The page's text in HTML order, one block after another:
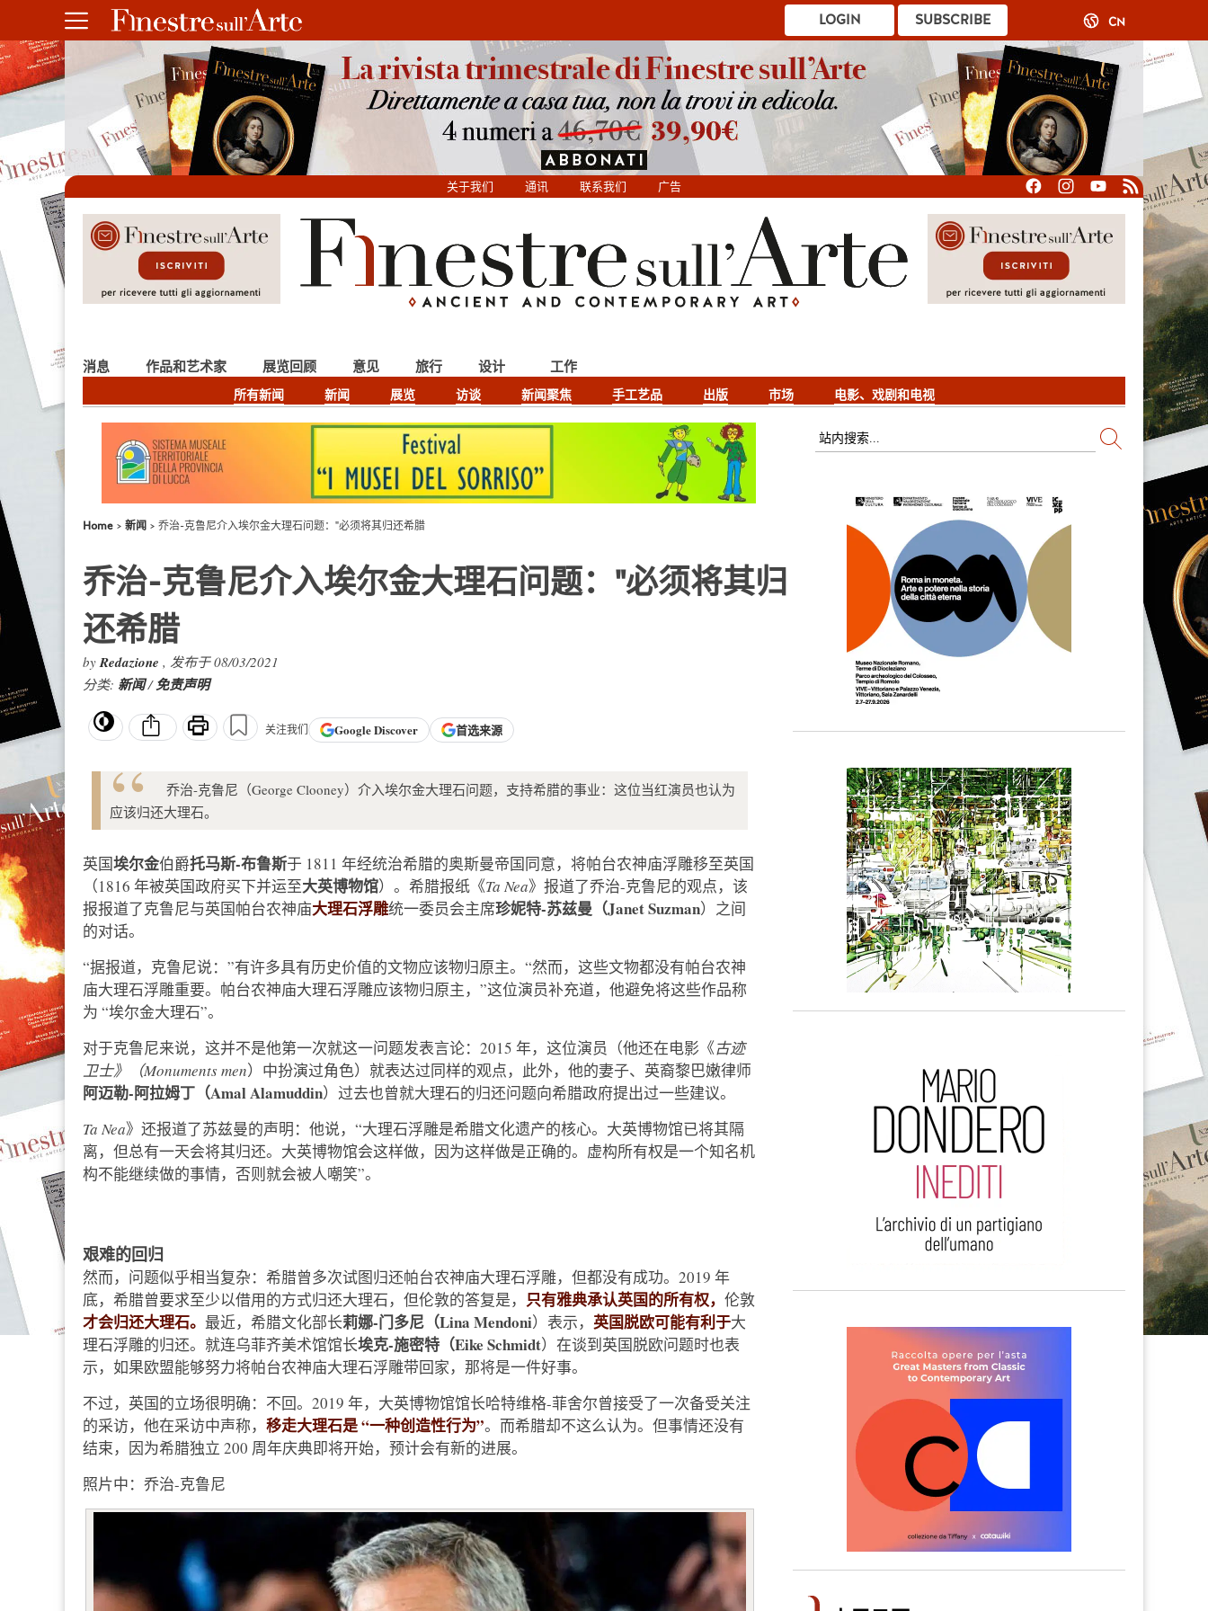
SUBSCRIBE
LOGIN CN
关于我们 通讯 联系我们 广告
消息
所有新闻 新闻 展览 访谈 新闻聚焦 手工艺品 出版 市场 电影、戏剧和电视
作品和艺术家 展览回顾 意见 旅行 设计 工作
Home 新闻 乔治-克鲁尼介入埃尔金大理石问题："必须将其归还希腊
乔治-克鲁尼介入埃尔金大理石问题："必须将其归
还希腊
byRedazione , 发布于 08/03/2021
分类: 新闻/免责声明
关注我们 GoogleDiscover 首选来源
乔治-克鲁尼（George Clooney）介入埃尔金大理石问题，支持希腊的事业：这位当红演员也认为
应该归还大理石。
英国埃尔金伯爵托马斯-布鲁斯于 1811 年经统治希腊的奥斯曼帝国同意，将帕台农神庙浮雕移至英国
（1816 年被英国政府买下并运至大英博物馆）。希腊报纸《Ta Nea》报道了乔治-克鲁尼的观点，该
报报道了克鲁尼与英国帕台农神庙大理石浮雕统一委员会主席珍妮特-苏兹曼（Janet Suzman）之间
的对话。
“据报道，克鲁尼说：”有许多具有历史价值的文物应该物归原主。“然而，这些文物都没有帕台农神
庙大理石浮雕重要。帕台农神庙大理石浮雕应该物归原主，”这位演员补充道，他避免将这些作品称
为 “埃尔金大理石”。
对于克鲁尼来说，这并不是他第一次就这一问题发表言论：2015 年，这位演员（他还在电影《古迹
卫士》（Monuments men）中扮演过角色）就表达过同样的观点，此外，他的妻子、英裔黎巴嫩律师
阿迈勒-阿拉姆丁（Amal Alamuddin）过去也曾就大理石的归还问题向希腊政府提出过一些建议。
Ta Nea》还报道了苏兹曼的声明：他说，“大理石浮雕是希腊文化遗产的核心。大英博物馆已将其隔
离，但总有一天会将其归还。大英博物馆会这样做，因为这样做是正确的。虚构所有权是一个知名机
构不能继续做的事情，否则就会被人嘲笑”。
艰难的回归
然而，问题似乎相当复杂：希腊曾多次试图归还帕台农神庙大理石浮雕，但都没有成功。2019 年
底，希腊曾要求至少以借用的方式归还大理石，但伦敦的答复是， 只有雅典承认英国的所有权， 伦敦
才会归还大理石。 最近，希腊文化部长莉娜-门多尼（Lina Mendoni）表示， 英国脱欧可能有利于大
理石浮雕的归还。就连乌菲齐美术馆馆长埃克-施密特（Eike Schmidt）在谈到英国脱欧问题时也表
示，如果欧盟能够努力将帕台农神庙大理石浮雕带回家，那将是一件好事。
不过，英国的立场很明确：不回。2019 年，大英博物馆馆长哈特维格-菲舍尔曾接受了一次备受关注
的采访，他在采访中声称， 移走大理石是 “一种创造性行为”。而希腊却不这么认为。但事情还没有
结束，因为希腊独立 200 周年庆典即将开始，预计会有新的进展。
照片中：乔治-克鲁尼